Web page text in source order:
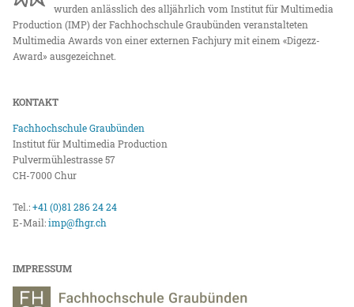
wurden anlässlich des alljährlich vom Institut für Multimedia
Production (IMP) der Fachhochschule Graubünden veranstalteten
Multimedia Awards von einer externen Fachjury mit einem «Digezz-
Award» ausgezeichnet.
KONTAKT
Fachhochschule Graubünden
Institut für Multimedia Production
Pulvermühlestrasse 57
CH-7000 Chur
Tel.:+41 (0)81 286 24 24
E-Mail:imp@fhgr.ch
IMPRESSUM